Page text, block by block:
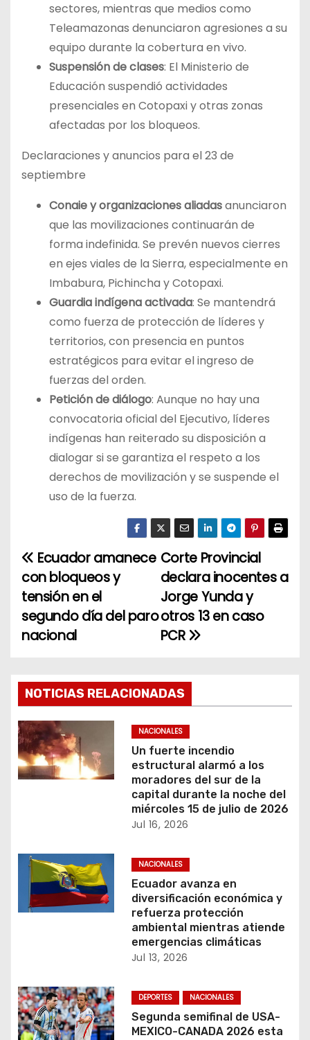
sectores, mientras que medios como
Teleamazonas denunciaron agresiones a su
equipo durante la cobertura en vivo.
Suspensión de clases: El Ministerio de
Educación suspendió actividades
presenciales en Cotopaxi y otras zonas
afectadas por los bloqueos.
Declaraciones y anuncios para el 23 de
septiembre
Conaie y organizaciones aliadasanunciaron
que las movilizaciones continuarán de
forma indefinida. Se prevén nuevos cierres
en ejes viales de la Sierra, especialmente en
Imbabura, Pichincha y Cotopaxi.
Guardia indígena activada: Se mantendrá
como fuerza de protección de líderes y
territorios, con presencia en puntos
estratégicos para evitar el ingreso de
fuerzas del orden.
Petición de diálogo: Aunque no hay una
convocatoria oficial del Ejecutivo, líderes
indígenas han reiterado su disposición a
dialogar si se garantiza el respeto a los
derechos de movilización y se suspende el
uso de la fuerza.
N
a
v
g
a
c
i
d
e
e
r
a
Corte Provincial
declara inocentes a
Jorge Yunda y
otros 13 en caso
PCR
Ecuador amanece
con bloqueos y
tensión en el
segundo día del paro
nacional
NOTICIAS RELACIONADAS
NACIONALES
Un fuerte incendio
estructural alarmó a los
moradores del sur de la
capital durante la noche del
miércoles 15 de julio de 2026
Jul 16, 2026
NACIONALES
Ecuador avanza en
diversificación económica y
refuerza protección
ambiental mientras atiende
emergencias climáticas
Jul 13, 2026
DEPORTES NACIONALES
Segunda semifinal de USA-
MEXICO-CANADA 2026 esta